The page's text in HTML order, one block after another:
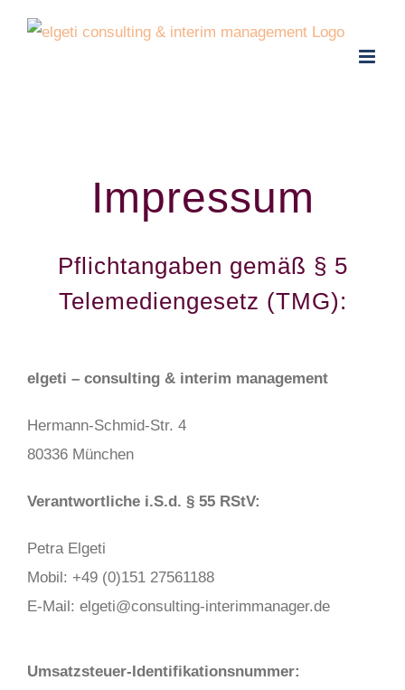
Impressum
Pflichtangaben gemäß § 5
Telemediengesetz (TMG):
elgeti – consulting & interim management
Hermann-Schmid-Str. 4
80336 München
Verantwortliche i.S.d. § 55 RStV:
Petra Elgeti
Mobil: +49 (0)151 27561188
E-Mail: elgeti@consulting-interimmanager.de
Umsatzsteuer-Identifikationsnummer: